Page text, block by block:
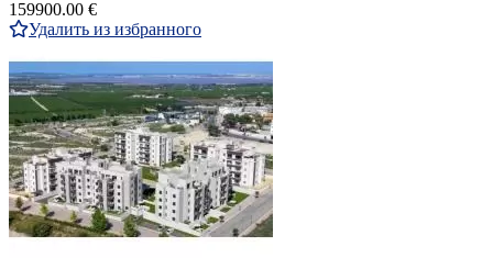
159900.00 €
Удалить из избранного